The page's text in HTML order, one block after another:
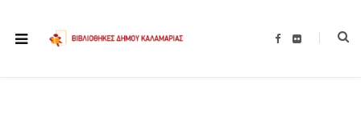
F
F